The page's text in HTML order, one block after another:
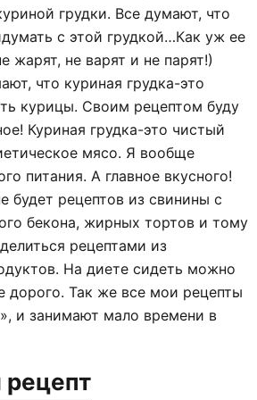
грудки. Все думают, что
с этой грудкой…Как уж ее
жарят, не варят и не парят!)
что куриная грудка-это
курицы. Своим рецептом буду
Куриная грудка-это чистый
мясо. Я вообще
питания. А главное вкусного!
будет рецептов из свинины с
бекона, жирных тортов и тому
рецептами из
На диете сидеть можно
дорого. Так же все мои рецепты
и занимают мало времени в